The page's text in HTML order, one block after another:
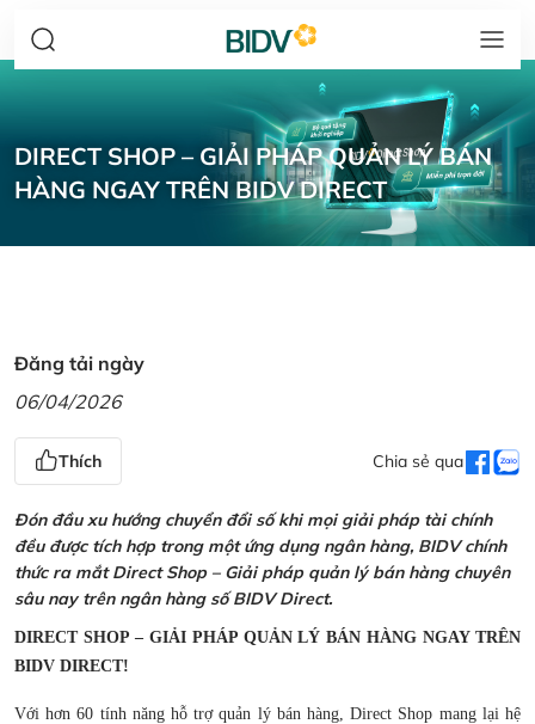
DIRECT SHOP – GIẢI PHÁP QUẢN LÝ BÁN
HÀNG NGAY TRÊN BIDV DIRECT
Đăng tải ngày
06/04/2026
Thích Chia sẻ qua
Đón đầu xu hướng chuyển đổi số khi mọi giải pháp tài chính
đều được tích hợp trong một ứng dụng ngân hàng, BIDV chính
thức ra mắt Direct Shop – Giải pháp quản lý bán hàng chuyên
sâu nay trên ngân hàng số BIDV Direct.
DIRECT SHOP – GIẢI PHÁP QUẢN LÝ BÁN HÀNG NGAY TRÊN
BIDV DIRECT!
Với hơn 60 tính năng hỗ trợ quản lý bán hàng, Direct Shop mang lại hệ